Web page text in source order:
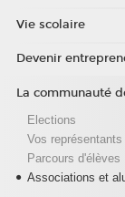
Vie scolaire
Devenir
La communauté
Elections
Vos
Parcours d'élèves
Associations et